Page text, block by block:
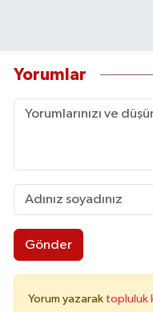
Yorumlar
Gönder
Yorum yazarak topluluk